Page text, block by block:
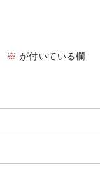
※ が付いている欄